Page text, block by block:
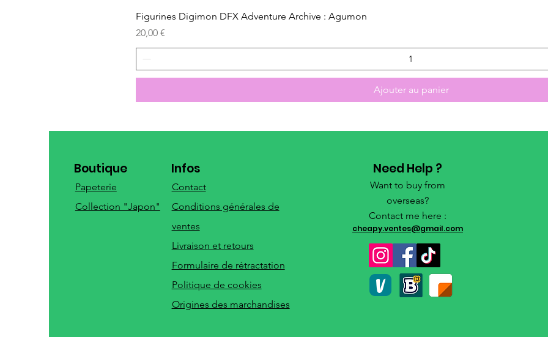
Figurines Digimon DFX Adventure Archive : Agumon
Prix
20,00 €
Ajouter au panier
Boutique
Papeterie
Collection "Japon"
Contact
Conditions générales de
ventes
Livraison et retours
Formulaire de rétractation
Politique de cookies
Origines des marchandises
Need Help ?
Want to buy from
overseas?
Contact me here :
cheapy.ventes@gmail.com
Infos